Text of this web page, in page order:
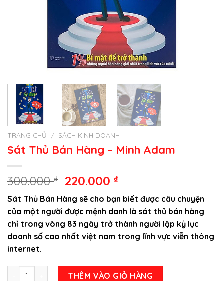
TRANG CHỦ / SÁCH KINH DOANH
Sát Thủ Bán Hàng – Minh Adam
300.000₫
Giá
gốc
là:
300.000 ₫.
220.000₫Giá
hiện
tại
là:
220.000 ₫.
Sát Thủ Bán Hàng sẽ cho bạn biết được câu chuyện
của một người được mệnh danh là sát thủ bán hàng
chỉ trong vòng 83 ngày trở thành người lập kỷ lục
doanh số cao nhất việt nam trong lĩnh vực viễn thông
internet.
Sát Thủ Bán Hàng - Minh Adam số lượng
THÊM VÀO GIỎ HÀNG